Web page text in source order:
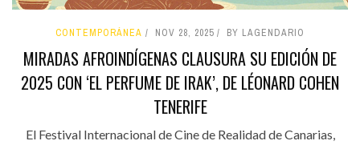
CONTEMPORÁNEA NOV 28, 2025 BY LAGENDARIO
MIRADAS AFROINDÍGENAS CLAUSURA SU EDICIÓN DE
2025 CON ‘EL PERFUME DE IRAK’, DE LÉONARD COHEN
TENERIFE
El Festival Internacional de Cine de Realidad de Canarias,